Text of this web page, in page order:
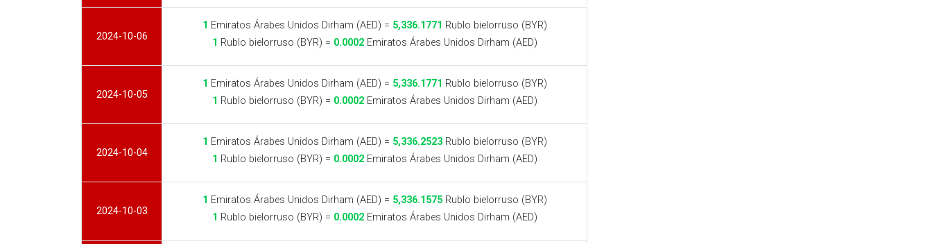
2024-10-06
1 Emiratos Árabes Unidos Dirham (AED) = 5,336.1771 Rublo bielorruso (BYR)
1 Rublo bielorruso (BYR) = 0.0002Emiratos Árabes Unidos Dirham (AED)
2024-10-05
1 Emiratos Árabes Unidos Dirham (AED) = 5,336.1771 Rublo bielorruso (BYR)
1 Rublo bielorruso (BYR) = 0.0002Emiratos Árabes Unidos Dirham (AED)
2024-10-04
1 Emiratos Árabes Unidos Dirham (AED) = 5,336.2523Rublo bielorruso (BYR)
1 Rublo bielorruso (BYR) = 0.0002Emiratos Árabes Unidos Dirham (AED)
2024-10-03
1 Emiratos Árabes Unidos Dirham (AED) = 5,336.1575Rublo bielorruso (BYR)
1 Rublo bielorruso (BYR) = 0.0002Emiratos Árabes Unidos Dirham (AED)